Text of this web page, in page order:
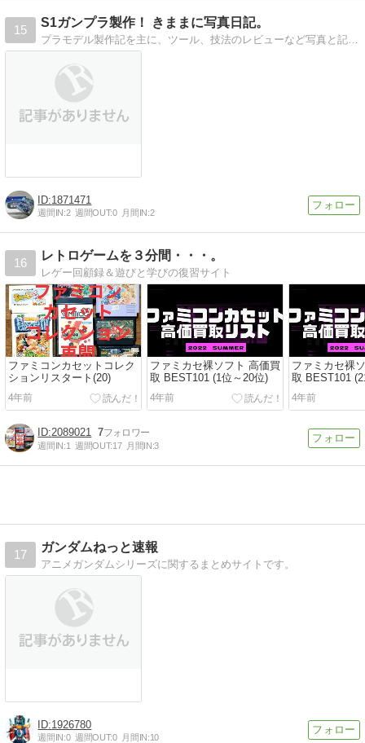
15
S1ガンプラ製作！ きままに写真日記。
プラモデル製作記を主に、ツール、技法のレビューなど写真と記事で記録しております。
1871471
週間IN:2 週間OUT:0 月間IN:2
16
レトロゲームを３分間・・・。
レゲー回顧録＆遊びと学びの復習サイト
ファミコンカセットコレク
ションリスタート(20)
4年前
ファミカセ裸ソフト 高価買
取 BEST101 (1位～20位)
4年前
ファミカセ裸
取 BEST101
4年前
2089021 7
週間IN:1 週間OUT:17 月間IN:3
17
ガンダムねっと速報
アニメガンダムシリーズに関するまとめサイトです。
1926780
週間IN:0 週間OUT:0 月間IN:10